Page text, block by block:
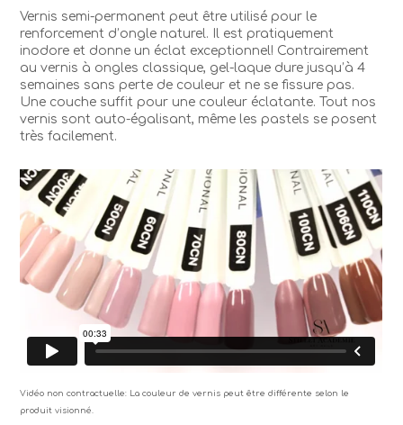
Permanent
Kodi
CN90
7ml
Vernis semi-permanent peut être utilisé pour le
renforcement d’ongle naturel. Il est pratiquement
inodore et donne un éclat exceptionnel! Contrairement
au vernis à ongles classique, gel-laque dure jusqu’à 4
semaines sans perte de couleur et ne se fissure pas.
Une couche suffit pour une couleur éclatante. Tout nos
vernis sont auto-égalisant, même les pastels se posent
très facilement.
Vidéo non contractuelle: La couleur de vernis peut être différente selon le
produit visionné.